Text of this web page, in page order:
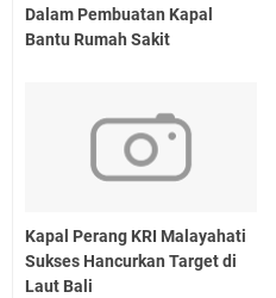
Dalam Pembuatan Kapal
Bantu Rumah Sakit
Kapal Perang KRI Malayahati
Sukses Hancurkan Target di
Laut Bali